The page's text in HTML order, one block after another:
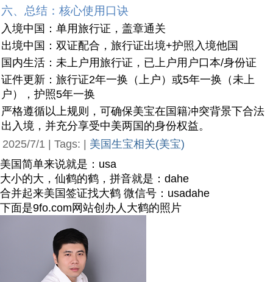
六、总结：核心使用口诀
入境中国：单用旅行证，盖章通关
出境中国：双证配合，旅行证出境+护照入境他国
国内生活：未上户用旅行证，已上户用户口本/身份证
证件更新：旅行证2年一换（上户）或5年一换（未上
户），护照5年一换
严格遵循以上规则，可确保美宝在国籍冲突背景下合法
出入境，并充分享受中美两国的身份权益。
2025/7/1 | Tags: | 美国生宝相关(美宝)
美国简单来说就是：usa
大小的大，仙鹤的鹤，拼音就是：dahe
合并起来美国签证找大鹤 微信号：usadahe
下面是9fo.com网站创办人大鹤的照片